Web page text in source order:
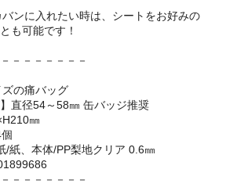
ンに入れたい時は、シートをお好みの
も可能です！
－－－－－－－
ズの痛バッグ
直径54～58㎜ 缶バッジ推奨
㎜
/紙、本体/PP梨地クリア 0.6㎜
－－－－－－－